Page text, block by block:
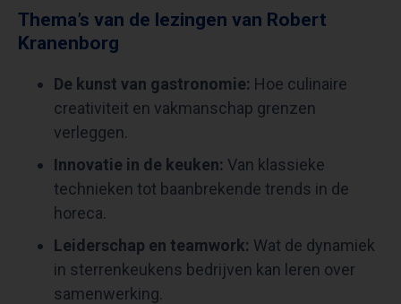
Thema’s van de lezingen van Robert
Kranenborg
De kunst van gastronomie: Hoe culinaire
creativiteit en vakmanschap grenzen
verleggen.
Innovatie in de keuken: Van klassieke
technieken tot baanbrekende trends in de
horeca.
Leiderschap en teamwork: Wat de dynamiek
in sterrenkeukens bedrijven kan leren over
samenwerking.